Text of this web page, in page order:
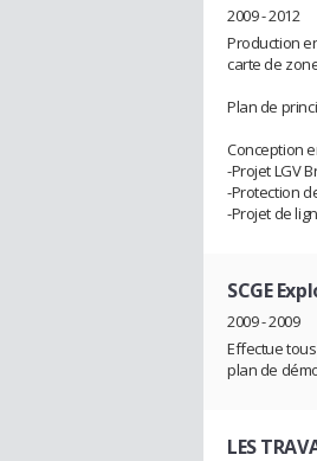
2009 - 2012
Production
carte de
Plan de
Conception
-Projet LGV
-Protection
-Projet de
SCGE
2009 - 2009
Effectue
plan de
LES